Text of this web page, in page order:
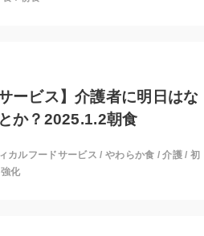
ービス】介護者に明日はな
か？2025.1.2朝食
カルフードサービス / やわらか食 /介護 /初
化